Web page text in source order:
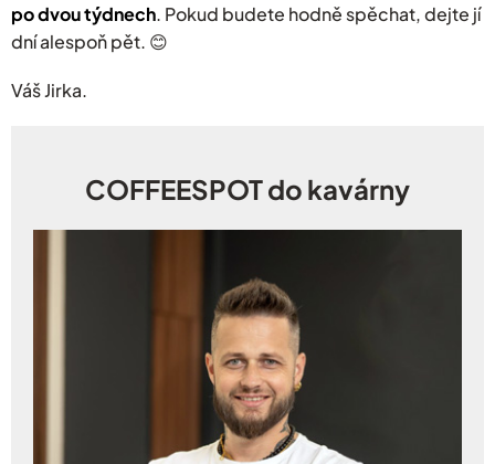
po dvou týdnech. Pokud budete hodně spěchat, dejte jí
dní alespoň pět. 😊
Váš Jirka.
COFFEESPOT do kavárny